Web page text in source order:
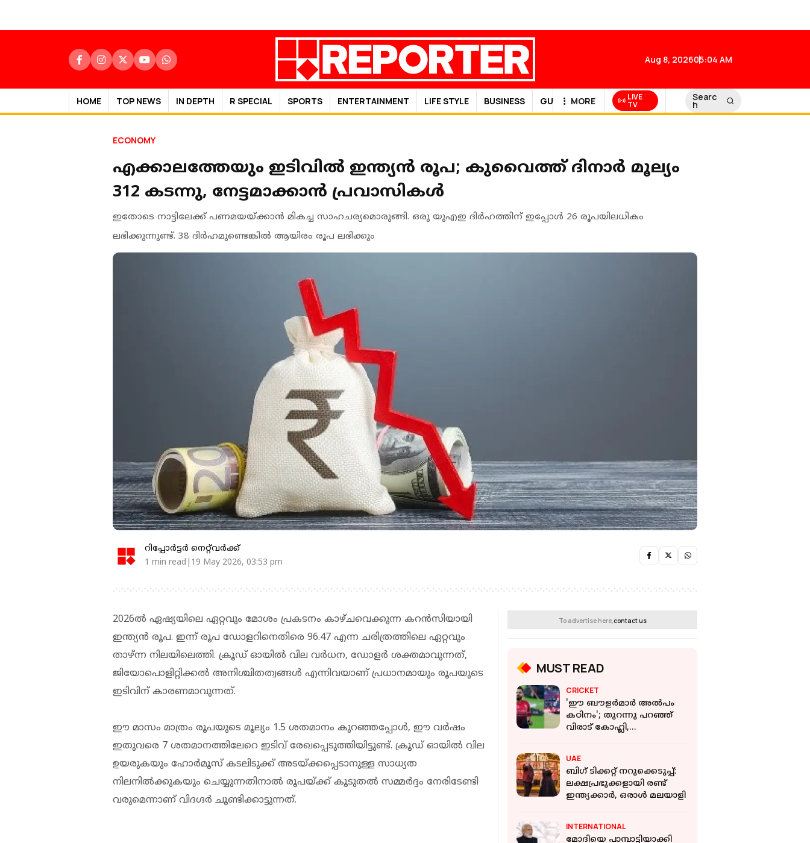
Aug 8, 202605:04 AM
HOME TOP NEWS IN DEPTH R SPECIAL SPORTS ENTERTAINMENT LIFE STYLE BUSINESS GULF NEWS
MORE LIVE
TV
Searc
h
ECONOMY
എക്കാലത്തേയും ഇടിവില്‍ ഇന്ത്യന്‍ രൂപ; കുവൈത്ത് ദിനാര്‍ മൂല്യം
312 കടന്നു, നേട്ടമാക്കാന്‍ പ്രവാസികള്‍
ഇതോടെ നാട്ടിലേക്ക് പണമയയ്ക്കാന്‍ മികച്ച സാഹചര്യമൊരുങ്ങി. ഒരു യുഎഇ ദിര്‍ഹത്തിന് ഇപ്പോള്‍ 26 രൂപയിലധികം
ലഭിക്കുന്നുണ്ട്. 38 ദിര്‍ഹമുണ്ടെങ്കില്‍ ആയിരം രൂപ ലഭിക്കും
റിപ്പോർട്ടർ നെറ്റ്‌വര്‍ക്ക്‌
1 min read|19 May 2026, 03:53 pm
2026ല്‍ ഏഷ്യയിലെ ഏറ്റവും മോശം പ്രകടനം കാഴ്ചവെക്കുന്ന കറന്‍സിയായി
ഇന്ത്യന്‍ രൂപ. ഇന്ന് രൂപ ഡോളറിനെതിരെ 96.47 എന്ന ചരിത്രത്തിലെ ഏറ്റവും
താഴ്ന്ന നിലയിലെത്തി. ക്രൂഡ് ഓയില്‍ വില വര്‍ധന, ഡോളര്‍ ശക്തമാവുന്നത്,
ജിയോപൊളിറ്റിക്കല്‍ അനിശ്ചിതത്വങ്ങള്‍ എന്നിവയാണ് പ്രധാനമായും രൂപയുടെ
ഇടിവിന് കാരണമാവുന്നത്.
ഈ മാസം മാത്രം രൂപയുടെ മൂല്യം 1.5 ശതമാനം കുറഞ്ഞപ്പോള്‍, ഈ വര്‍ഷം
ഇതുവരെ 7 ശതമാനത്തിലേറെ ഇടിവ് രേഖപ്പെടുത്തിയിട്ടുണ്ട്. ക്രൂഡ് ഓയില്‍ വില
ഉയരുകയും ഹോര്‍മൂസ് കടലിടുക്ക് അടയ്ക്കപ്പെടാനുള്ള സാധ്യത
നിലനില്‍ക്കുകയും ചെയ്യുന്നതിനാല്‍ രൂപയ്ക്ക് കൂടുതല്‍ സമ്മര്‍ദ്ദം നേരിടേണ്ടി
വരുമെന്നാണ് വിദഗ്ദര്‍ ചൂണ്ടിക്കാട്ടുന്നത്.
To advertise here, contact us
MUST READ
CRICKET
'ഈ ബൗളര്‍മാര്‍ അല്‍പം
കഠിനം'; തുറന്നു പറഞ്ഞ്
വിരാട് കോഹ്ലി,
UAE
ബിഗ് ടിക്കറ്റ് നറുക്കെടുപ്പ്:
ലക്ഷപ്രഭുക്കളായി രണ്ട്
ഇന്ത്യക്കാർ, ഒരാൾ മലയാളി
INTERNATIONAL
മോദിയെ പാമ്പാട്ടിയാക്കി